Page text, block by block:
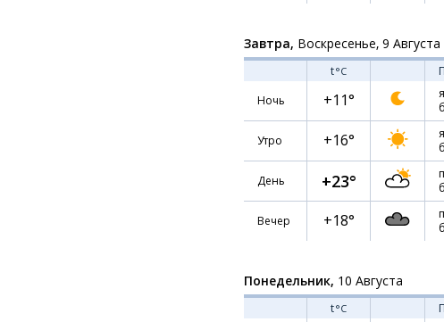
Завтра, Воскресенье, 9 Августа
t°C
Ночь
+11°
Утро +16°
День +23°
Вечер +18°
Понедельник, 10 Августа
t°C